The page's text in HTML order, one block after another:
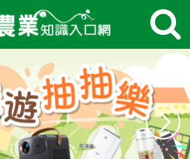
農業知識入口網